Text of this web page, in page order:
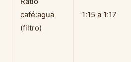
café:agua
(filtro)
1:15 a 1:17